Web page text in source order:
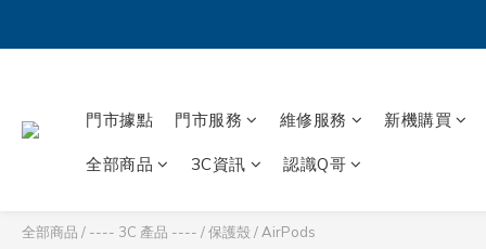
門市據點 門市服務 維修服務 新機購買
全部商品 3C資訊 認識Q哥
全部商品 / ---- 3C 產品 ---- /保護殼 / AirPods